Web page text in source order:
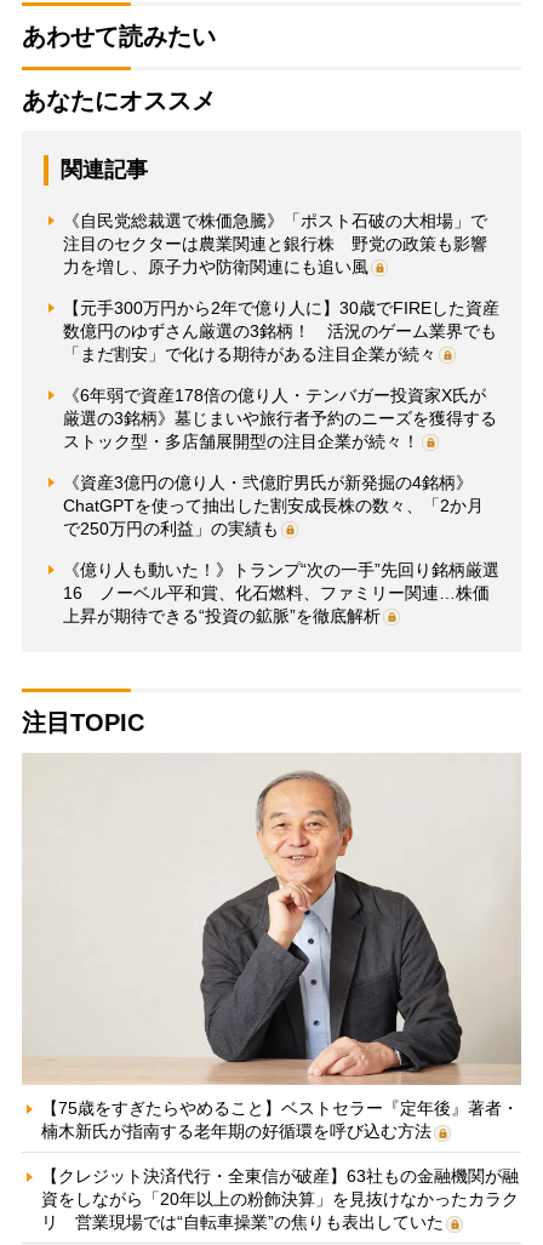
あわせて読みたい
あなたにオススメ
関連記事
《自民党総裁選で株価急騰》「ポスト石破の大相場」で
注目のセクターは農業関連と銀行株 野党の政策も影響
力を増し、原子力や防衛関連にも追い風
【元手300万円から2年で億り人に】30歳でFIREした資産
数億円のゆずさん厳選の3銘柄！ 活況のゲーム業界でも
「まだ割安」で化ける期待がある注目企業が続々
《6年弱で資産178倍の億り人・テンバガー投資家X氏が
厳選の3銘柄》墓じまいや旅行者予約のニーズを獲得する
ストック型・多店舗展開型の注目企業が続々！
《資産3億円の億り人・弐億貯男氏が新発掘の4銘柄》
ChatGPTを使って抽出した割安成長株の数々、「2か月
で250万円の利益」の実績も
《億り人も動いた！》トランプ“次の一手”先回り銘柄厳選
16 ノーベル平和賞、化石燃料、ファミリー関連…株価
上昇が期待できる“投資の鉱脈”を徹底解析
注目TOPIC
【75歳をすぎたらやめること】ベストセラー『定年後』著者・
楠木新氏が指南する老年期の好循環を呼び込む方法
【クレジット決済代行・全東信が破産】63社もの金融機関が融
資をしながら「20年以上の粉飾決算」を見抜けなかったカラク
リ 営業現場では“自転車操業”の焦りも表出していた